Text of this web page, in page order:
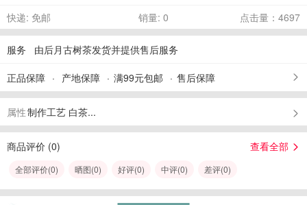
快递: 免邮
销量: 0 点击量：4697
服务 由后月古树茶发货并提供售后服务
正品保障 产地保障 满99元包邮 售后保障
属性制作工艺 白茶...
商品评价 (0) 查看全部
全部评价(0) 晒图(0) 好评(0) 中评(0) 差评(0)